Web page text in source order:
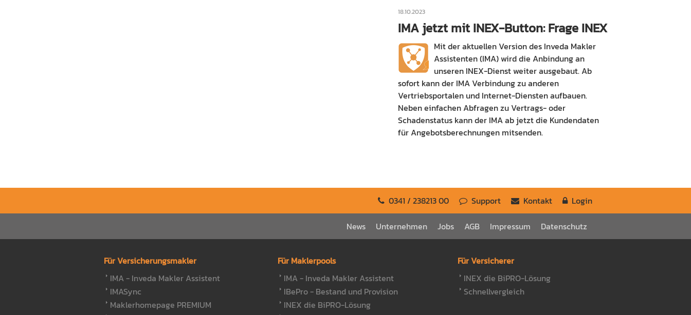
18.10.2023
IMA jetzt mit INEX-Button: Frage INEX
Mit der aktuellen Version des Inveda Makler
Assistenten (IMA) wird die Anbindung an
unseren INEX-Dienst weiter ausgebaut. Ab
sofort kann der IMA Verbindung zu anderen
Vertriebsportalen und Internet-Diensten aufbauen.
Neben einfachen Abfragen zu Vertrags- oder
Schadenstatus kann der IMA ab jetzt die Kundendaten
für Angebotsberechnungen mitsenden.
0341 / 238213 00 Support Kontakt Login
News Unternehmen Jobs AGB Impressum Datenschutz
Für Versicherungsmakler
IMA - Inveda Makler Assistent
IMASync
Maklerhomepage PREMIUM
Für Maklerpools
IMA - Inveda Makler Assistent
IBePro - Bestand und Provision
INEX die BiPRO-Lösung
Für Versicherer
INEX die BiPRO-Lösung
Schnellvergleich